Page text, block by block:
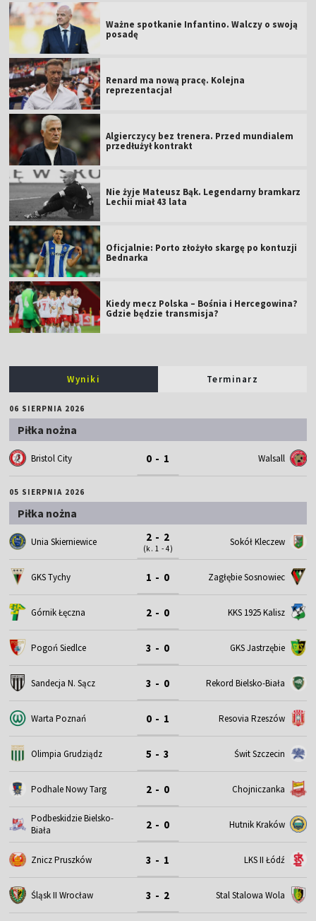
Ważne spotkanie Infantino. Walczy o swoją
posadę
Renard ma nową pracę. Kolejna
reprezentacja!
Algierczycy bez trenera. Przed mundialem
przedłużył kontrakt
Nie żyje Mateusz Bąk. Legendarny bramkarz
Lechii miał 43 lata
Oficjalnie: Porto złożyło skargę po kontuzji
Bednarka
Kiedy mecz Polska – Bośnia i Hercegowina?
Gdzie będzie transmisja?
Wyniki Terminarz
06 SIERPNIA 2026
Piłka nożna
Bristol City 0 - 1 Walsall
05 SIERPNIA 2026
Piłka nożna
Unia Skierniewice 2 - 2
(k. 1 - 4)
Sokół Kleczew
GKS Tychy 1 - 0 Zagłębie Sosnowiec
Górnik Łęczna 2 - 0 KKS 1925 Kalisz
Pogoń Siedlce 3 - 0 GKS Jastrzębie
Sandecja N. Sącz 3 - 0 Rekord Bielsko-Biała
Warta Poznań 0 - 1 Resovia Rzeszów
Olimpia Grudziądz 5 - 3 Świt Szczecin
Podhale Nowy Targ 2 - 0 Chojniczanka
Podbeskidzie Bielsko-
Biała
2 - 0 Hutnik Kraków
Znicz Pruszków 3 - 1 LKS II Łódź
Śląsk II Wrocław 3 - 2 Stal Stalowa Wola